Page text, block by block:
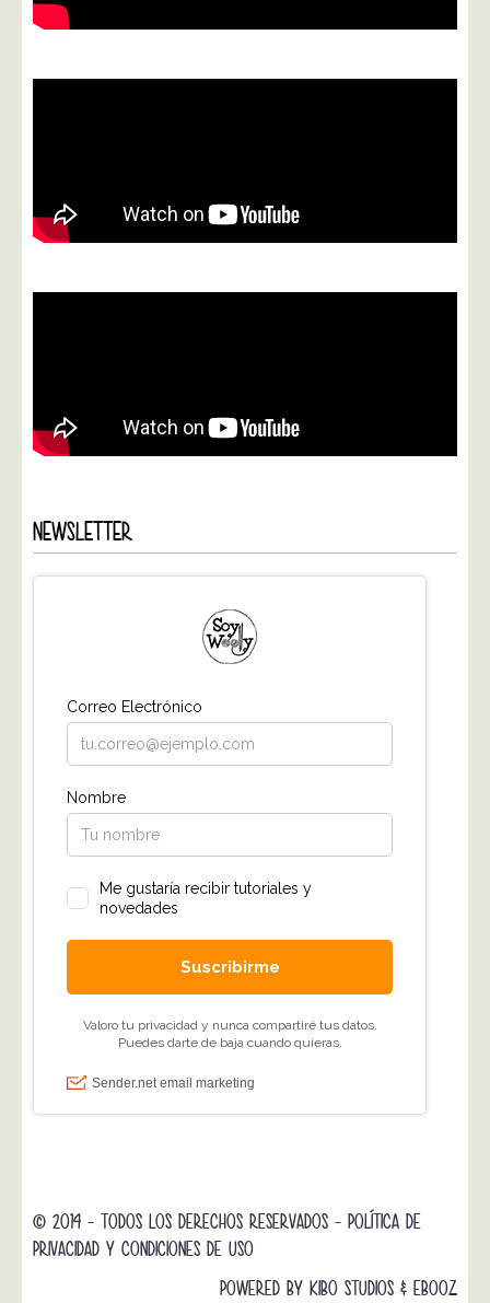
NEWSLETTER
© 2014 - TODOS LOS DERECHOS RESERVADOS - POLÍTICA DE
PRIVACIDAD Y CONDICIONES DE USO
POWERED BY KIBO STUDIOS & EBOOZ